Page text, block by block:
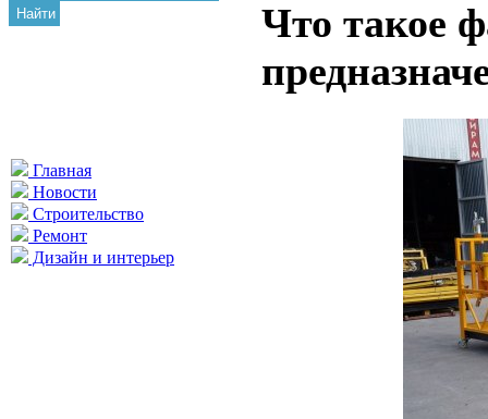
Найти
Главная
Новости
Строительство
Ремонт
Дизайн и интерьер
Что такое